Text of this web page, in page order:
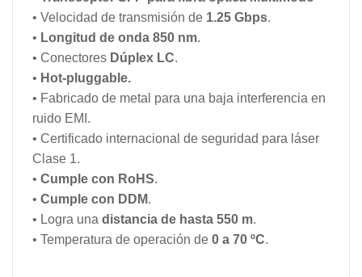
• Velocidad de transmisión de 1.25 Gbps.
• Longitud de onda 850 nm.
• Conectores Dúplex LC.
• Hot-pluggable.
• Fabricado de metal para una baja interferencia en
ruido EMI.
• Certificado internacional de seguridad para láser
Clase 1.
• Cumple con RoHS.
• Cumple con DDM.
• Logra una distancia de hasta 550 m.
• Temperatura de operación de 0 a 70 ºC.